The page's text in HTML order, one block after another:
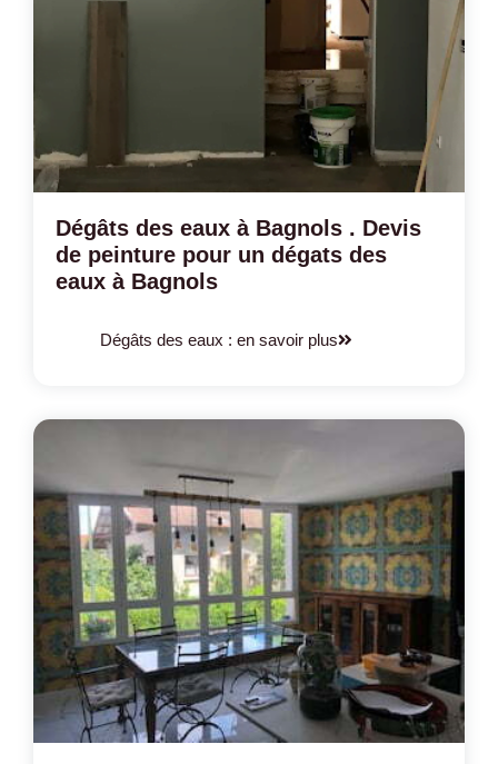
Dégâts des eaux à Bagnols . Devis
de peinture pour un dégats des
eaux à Bagnols
Dégâts des eaux : en savoir plus